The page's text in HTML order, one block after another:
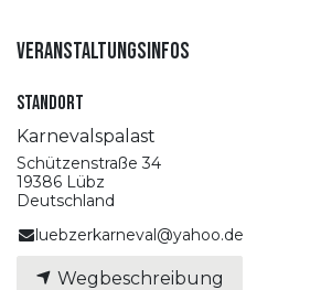
Veranstaltungsinfos
Standort
Karnevalspalast
Schützenstraße 34
19386 Lübz
Deutschland
luebzerkarneval@yahoo.de
Wegbeschreibung